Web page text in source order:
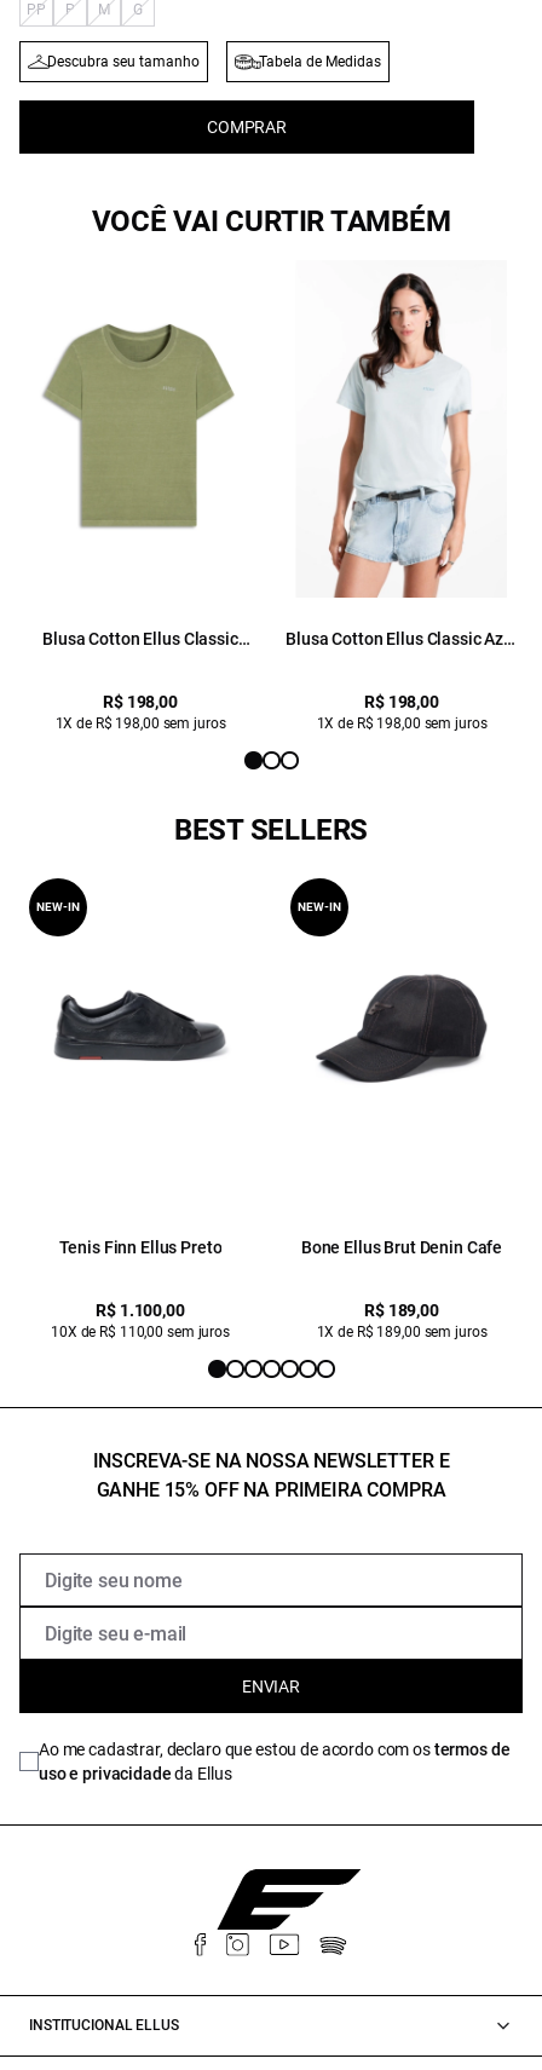
PP P M G
Descubra seu tamanho Tabela de Medidas
COMPRAR
VOCÊ VAI CURTIR TAMBÉM
Blusa Cotton Ellus Classic
R$ 198,00
1X de R$ 198,00 sem juros
Blusa Cotton Ellus Classic Azul
R$ 198,00
1X de R$ 198,00 sem juros
BEST SELLERS
Tenis Finn Ellus Preto
R$ 1.100,00
10X de R$ 110,00 sem juros
NEW-IN
Bone Ellus Brut Denin Cafe
R$ 189,00
1X de R$ 189,00 sem juros
NEW-IN
INSCREVA-SE NA NOSSA NEWSLETTER E
GANHE 15% OFF NA PRIMEIRA COMPRA
ENVIAR
Ao me cadastrar, declaro que estou de acordo com ostermos de
uso e privacidadeda Ellus
INSTITUCIONAL ELLUS